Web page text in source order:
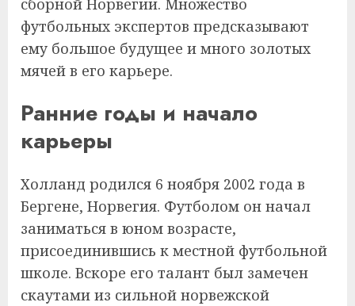
сборной Норвегии. Множество
футбольных экспертов предсказывают
ему большое будущее и много золотых
мячей в его карьере.
Ранние годы и начало
карьеры
Холланд родился 6 ноября 2002 года в
Бергене, Норвегия. Футболом он начал
заниматься в юном возрасте,
присоединившись к местной футбольной
школе. Вскоре его талант был замечен
скаутами из сильной норвежской